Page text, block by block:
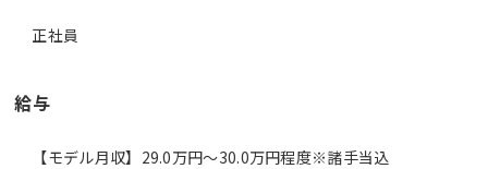
正社員
給与
【モデル月収】29.0万円〜30.0万円程度※諸手当込